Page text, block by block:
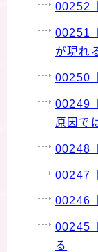
00252
00251
が現れ
00250
00249
原因で
00248
00247
00246
00245
る